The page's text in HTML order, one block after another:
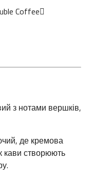
Coffee
з нотами вершків,
де кремова
кави створюють